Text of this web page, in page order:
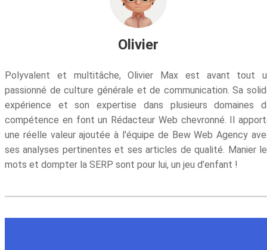
Olivier
Polyvalent et multitâche, Olivier Max est avant tout
passionné de culture générale et de communication. Sa
expérience et son expertise dans plusieurs domaines
compétence en font un Rédacteur Web chevronné. Il
une réelle valeur ajoutée à l'équipe de Bew Web Agency
ses analyses pertinentes et ses articles de qualité. Manier
mots et dompter la SERP sont pour lui, un jeu d’enfant !